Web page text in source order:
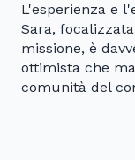
L'esperienza e
Sara,
missione, è
ottimista che
comunità del